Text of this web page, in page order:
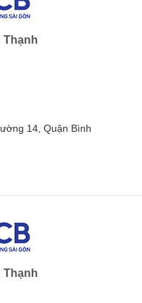
Thạnh
14, Quận Bình
Thạnh